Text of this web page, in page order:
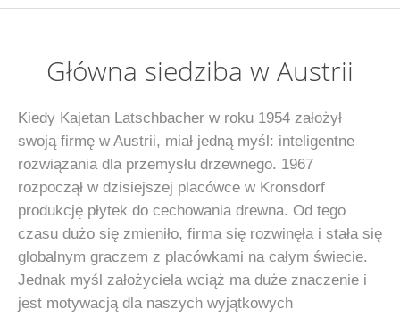
Główna siedziba w Austrii
Kiedy Kajetan Latschbacher w roku 1954 założył
swoją firmę w Austrii, miał jedną myśl: inteligentne
rozwiązania dla przemysłu drzewnego. 1967
rozpoczął w dzisiejszej placówce w Kronsdorf
produkcję płytek do cechowania drewna. Od tego
czasu dużo się zmieniło, firma się rozwinęła i stała się
globalnym graczem z placówkami na całym świecie.
Jednak myśl założyciela wciąż ma duże znaczenie i
jest motywacją dla naszych wyjątkowych